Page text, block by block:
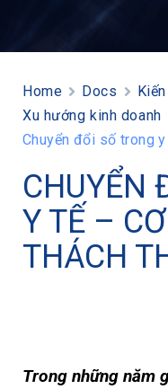
Home Docs
Xu hướng kinh doanh
Chuyển đổi số trong
CHUYỂN
Y TẾ –
THÁCH
Trong những năm